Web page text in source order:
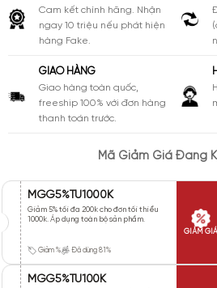
Cam kết chính hãng. Nhận
ngay 10 triệu nếu phát hiện
hàng Fake.
GIAO HÀNG
Giao hàng toàn quốc,
freeship 100% với đơn hàng
thanh toán trước.
Mã Giảm Giá Đang
MGG5%TU1000K
Giảm 5% tối đa 200k cho đơn tối thiểu
1000k. Áp dụng toàn bộ sản phẩm.
Giảm % Đã dùng 81%
GIẢM GIÁ
MGG5%TU100K